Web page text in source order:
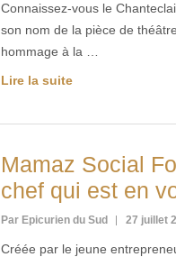
Connaissez-vous le
son nom de la pièce de
hommage à la …
Lire la suite
Mamaz Social
chef qui est en
Par Epicurien du Sud 27 juillet
Créée par le jeune